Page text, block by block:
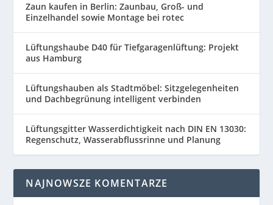
Zaun kaufen in Berlin: Zaunbau, Groß- und
Einzelhandel sowie Montage bei rotec
Lüftungshaube D40 für Tiefgaragenlüftung: Projekt
aus Hamburg
Lüftungshauben als Stadtmöbel: Sitzgelegenheiten
und Dachbegrünung intelligent verbinden
Lüftungsgitter Wasserdichtigkeit nach DIN EN 13030:
Regenschutz, Wasserabflussrinne und Planung
NAJNOWSZE KOMENTARZE